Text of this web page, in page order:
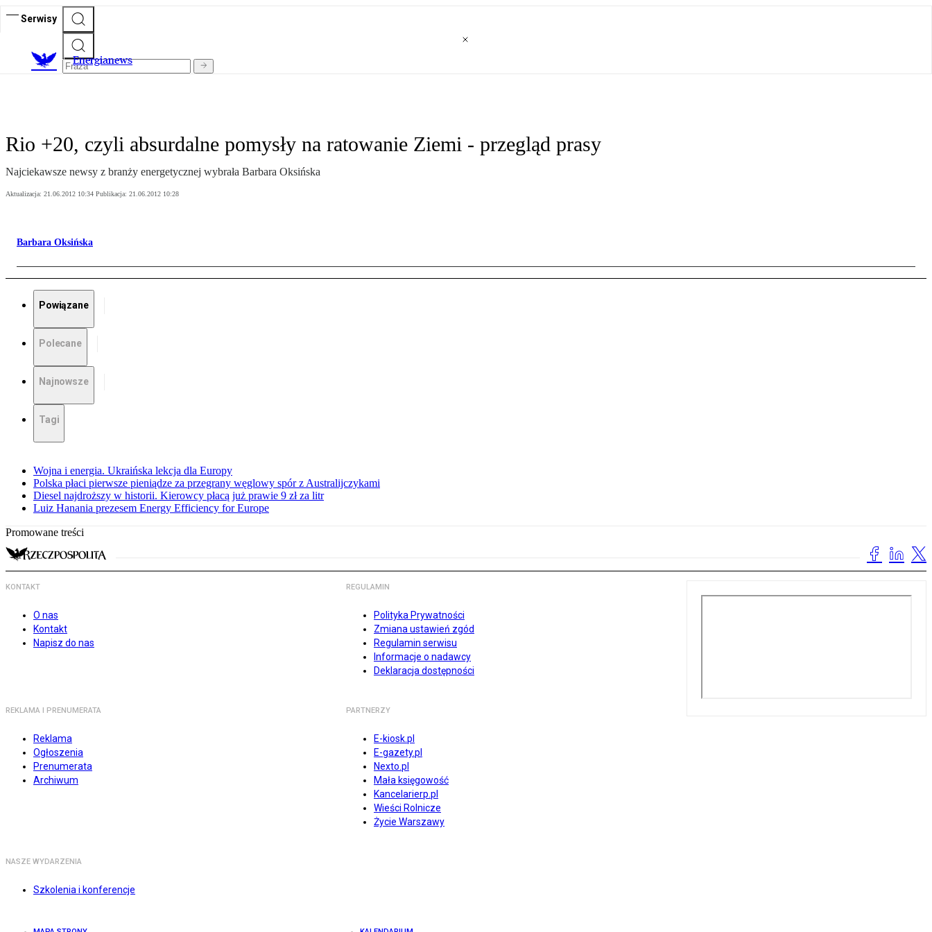
Serwisy
Energianews
Rio +20, czyli absurdalne pomysły na ratowanie Ziemi - przegląd prasy
Najciekawsze newsy z branży energetycznej wybrała Barbara Oksińska
Aktualizacja: 21.06.2012 10:34 Publikacja: 21.06.2012 10:28
Barbara Oksińska
Powiązane
Polecane
Najnowsze
Tagi
Wojna i energia. Ukraińska lekcja dla Europy
Polska płaci pierwsze pieniądze za przegrany węglowy spór z Australijczykami
Diesel najdroższy w historii. Kierowcy płacą już prawie 9 zł za litr
Luiz Hanania prezesem Energy Efficiency for Europe
Promowane treści
KONTAKT
O nas
Kontakt
Napisz do nas
REGULAMIN
Polityka Prywatności
Zmiana ustawień zgód
Regulamin serwisu
Informacje o nadawcy
Deklaracja dostępności
REKLAMA I PRENUMERATA
Reklama
Ogłoszenia
Prenumerata
Archiwum
PARTNERZY
E-kiosk.pl
E-gazety.pl
Nexto.pl
Mała księgowość
Kancelarierp.pl
Wieści Rolnicze
Życie Warszawy
NASZE WYDARZENIA
Szkolenia i konferencje